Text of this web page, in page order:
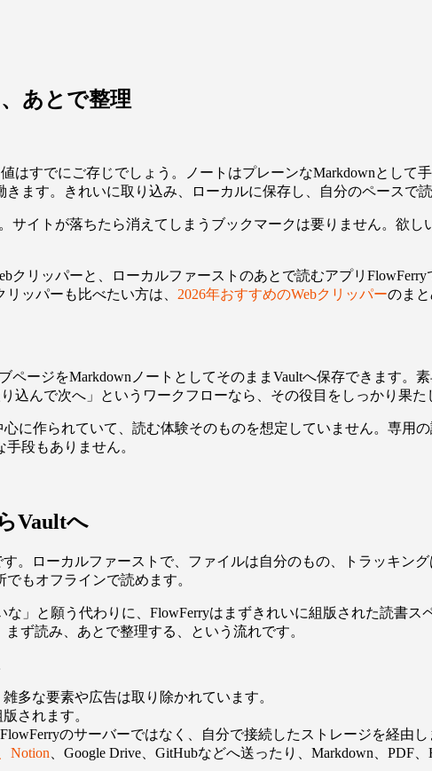
あとで整理
はすでにご存じでしょう。ノートはプレーンなMarkdownとして
ます。きれいに取り込み、ローカルに保存し、自分のペースで読
サイトが落ちたら消えてしまうブックマークは要りません。欲し
クリッパーと、ローカルファーストのあとで読むアプリ
ッパーも比べたい方は、 2026年おすすめのWebクリッパーのま
ページをMarkdownノートとしてそのままVaultへ保存できます。
込んで次へ」というワークフローなら、その役目をしっかり果た
に作られていて、読む体験そのものを想定していません。専用
段もありません。
Vaultへ
。ローカルファーストで、ファイルは自分のもの、トラッキン
もオフラインで読めます。
」と願う代わりに、FlowFerryはまずきれいに組版された読書
ず読み、あとで整理する、という流れです。
多な要素や広告は取り除かれています。
されます。
のサーバーではなく、自分で接続したストレージを経由し
Notion、Google Drive、GitHubなどへ送ったり、Markdown、PDF